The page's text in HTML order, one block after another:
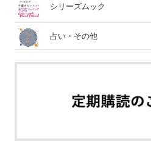
シリーズムック
占い・その他